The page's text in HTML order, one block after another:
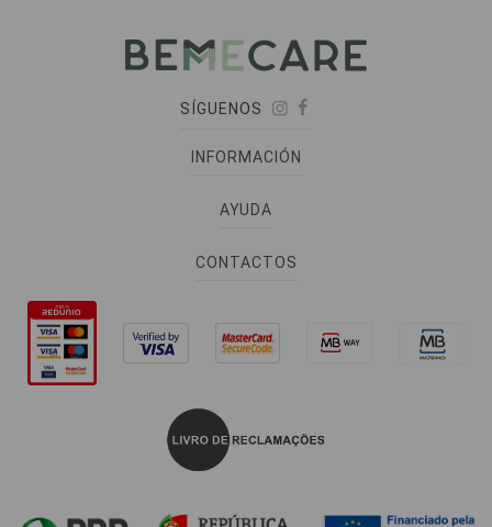
SÍGUENOS
INFORMACIÓN
AYUDA
CONTACTOS